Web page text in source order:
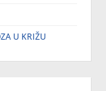
U KRIŽU